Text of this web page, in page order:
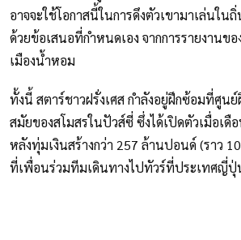
อาจจะใช้โอกาสนี้ในการดึงตัวเขามาเล่นใ
ด้วยข้อเสนอที่กำหนดเอง จากการรายงานขอ
เมืองน้ำหอม
ทั้งนี้ สตาร์ชาวฝรั่งเศส กำลังอยู่ฝึกซ้อมที่ศู
สมัยของสโมสรในปัวส์ซี่ ซึ่งได้เปิดตัวเมื่อเดื
หลังทุ่มเงินสร้างกว่า 257 ล้านปอนด์ (ราว
ที่เพื่อนร่วมทีมเดินทางไปทัวร์ที่ประเทศญี่ปุ่